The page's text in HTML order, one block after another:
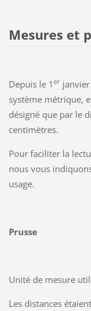
Mesures et
Depuis le 1 erjanvier
système métrique,
désigné que par le
centimètres.
Pour faciliter la
nous vous
usage.
Prusse
Unité de mesure
Les distances